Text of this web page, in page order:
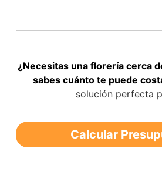
¿Necesitas una florería cerca
sabes cuánto te puede
solución perfecta
Calcular